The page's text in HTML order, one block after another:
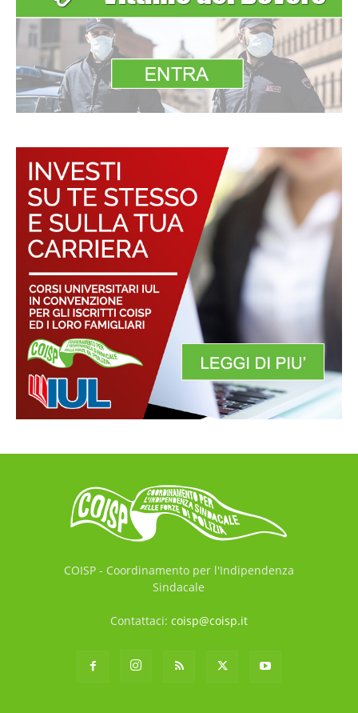
COISP - Coordinamento per l'Indipendenza
Sindacale
Contattaci: coisp@coisp.it